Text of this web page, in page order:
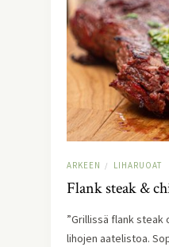
ARKEEN / LIHARUOAT
Flank steak &
”Grillissä flank
lihojen aatelistoa.